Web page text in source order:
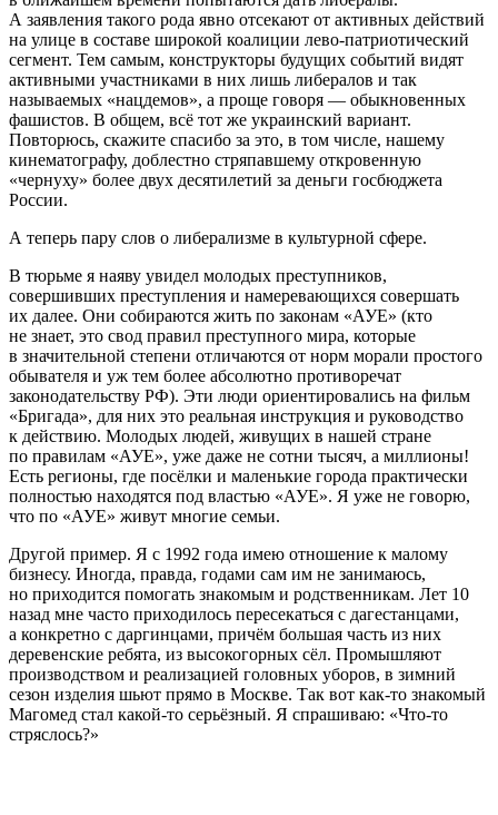
А заявления такого рода явно отсекают от активных действий
на улице в составе широкой коалиции лево-патриотический
сегмент. Тем самым, конструкторы будущих событий видят
активными участниками в них лишь либералов и так
называемых «нацдемов», а проще говоря — обыкновенных
фашистов. В общем, всё тот же украинский вариант.
Повторюсь, скажите спасибо за это, в том числе, нашему
кинематографу, доблестно стряпавшему откровенную
«чернуху» более двух десятилетий за деньги госбюджета
России.
А теперь пару слов о либерализме в культурной сфере.
В тюрьме я наяву увидел молодых преступников,
совершивших преступления и намеревающихся совершать
их далее. Они собираются жить по законам «АУЕ» (кто
не знает, это свод правил преступного мира, которые
в значительной степени отличаются от норм морали простого
обывателя и уж тем более абсолютно противоречат
законодательству РФ). Эти люди ориентировались на фильм
«Бригада», для них это реальная инструкция и руководство
к действию. Молодых людей, живущих в нашей стране
по правилам «АУЕ», уже даже не сотни тысяч, а миллионы!
Есть регионы, где посёлки и маленькие города практически
полностью находятся под властью «АУЕ». Я уже не говорю,
что по «АУЕ» живут многие семьи.
Другой пример. Я с 1992 года имею отношение к малому
бизнесу. Иногда, правда, годами сам им не занимаюсь,
но приходится помогать знакомым и родственникам. Лет 10
назад мне часто приходилось пересекаться с дагестанцами,
а конкретно с даргинцами, причём большая часть из них
деревенские ребята, из высокогорных сёл. Промышляют
производством и реализацией головных уборов, в зимний
сезон изделия шьют прямо в Москве. Так вот как-то знакомый
Магомед стал какой-то серьёзный. Я спрашиваю: «Что-то
стряслось?»